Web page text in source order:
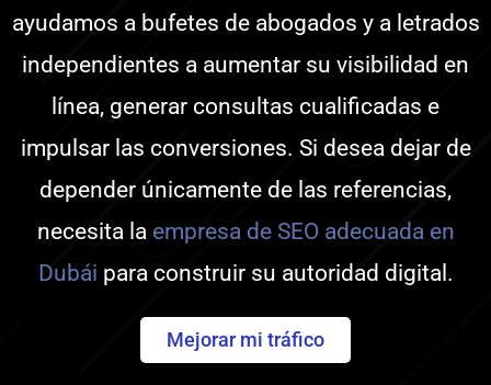
ayudamos a bufetes de abogados y a letrados
independientes a aumentar su visibilidad en
línea, generar consultas cualificadas e
impulsar las conversiones. Si desea dejar de
depender únicamente de las referencias,
necesita la empresa de SEO adecuada en
Dubái para construir su autoridad digital.
Mejorar mi tráfico